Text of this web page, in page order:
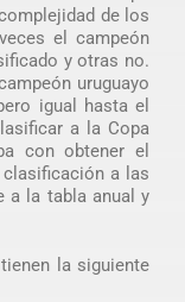
de los
el campeón
y otras no.
uruguayo
igual hasta el
a la Copa
con obtener el
a las
a la tabla anual y
la siguiente